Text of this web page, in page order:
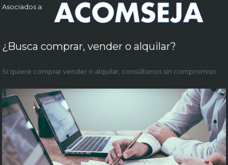
Asociados a:
¿Busca comprar, vender o alquilar?
Si quiere comprar vender o alquilar, consúltenos sin compromiso